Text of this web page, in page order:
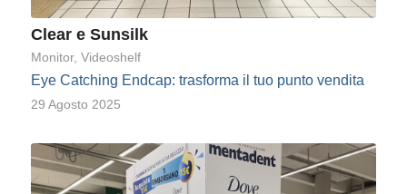
Clear e Sunsilk
Monitor, Videoshelf
Eye Catching Endcap: trasforma il tuo punto vendita
29 Agosto 2025